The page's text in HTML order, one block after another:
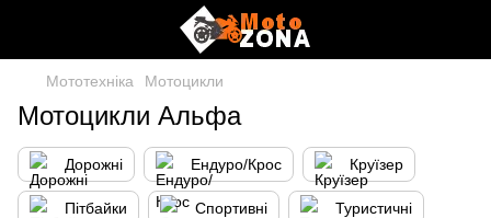
Мототехніка Мотоцикли
Мотоцикли Альфа
Дорожні Ендуро/Крос Круїзер
Пітбайки Спортивні Туристичні